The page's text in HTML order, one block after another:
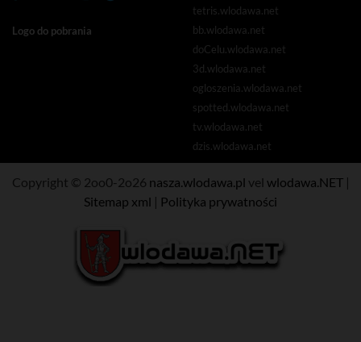
Logo do pobrania
tetris.wlodawa.net
bb.wlodawa.net
doCelu.wlodawa.net
3d.wlodawa.net
ogloszenia.wlodawa.net
spotted.wlodawa.net
tv.wlodawa.net
dzis.wlodawa.net
Copyright © 2oo0-2o26 nasza.wlodawa.pl vel wlodawa.NET|
Sitemap xml | Polityka prywatności